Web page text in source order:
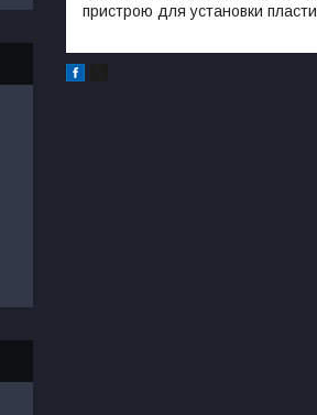
пристрою для установки